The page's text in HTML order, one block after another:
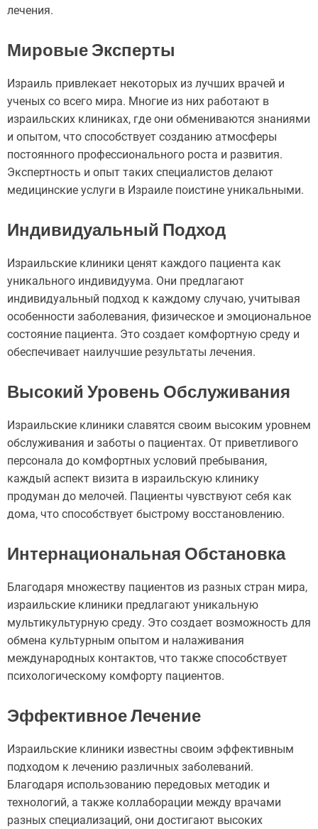
лечения.
Мировые Эксперты
Израиль привлекает некоторых из лучших врачей и
ученых со всего мира. Многие из них работают в
израильских клиниках, где они обмениваются знаниями
и опытом, что способствует созданию атмосферы
постоянного профессионального роста и развития.
Экспертность и опыт таких специалистов делают
медицинские услуги в Израиле поистине уникальными.
Индивидуальный Подход
Израильские клиники ценят каждого пациента как
уникального индивидуума. Они предлагают
индивидуальный подход к каждому случаю, учитывая
особенности заболевания, физическое и эмоциональное
состояние пациента. Это создает комфортную среду и
обеспечивает наилучшие результаты лечения.
Высокий Уровень Обслуживания
Израильские клиники славятся своим высоким уровнем
обслуживания и заботы о пациентах. От приветливого
персонала до комфортных условий пребывания,
каждый аспект визита в израильскую клинику
продуман до мелочей. Пациенты чувствуют себя как
дома, что способствует быстрому восстановлению.
Интернациональная Обстановка
Благодаря множеству пациентов из разных стран мира,
израильские клиники предлагают уникальную
мультикультурную среду. Это создает возможность для
обмена культурным опытом и налаживания
международных контактов, что также способствует
психологическому комфорту пациентов.
Эффективное Лечение
Израильские клиники известны своим эффективным
подходом к лечению различных заболеваний.
Благодаря использованию передовых методик и
технологий, а также коллаборации между врачами
разных специализаций, они достигают высоких